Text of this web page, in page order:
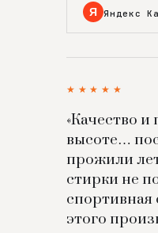
Я Яндекс
★★★★★
«Качество и
высоте…
прожили
стирки не
спортивная
этого